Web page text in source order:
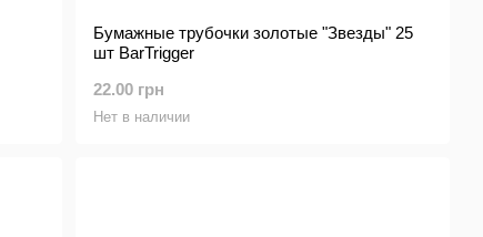
Бумажные трубочки золотые "Звезды" 25
шт BarTrigger
22.00 грн
Нет в наличии